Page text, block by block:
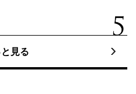
見る